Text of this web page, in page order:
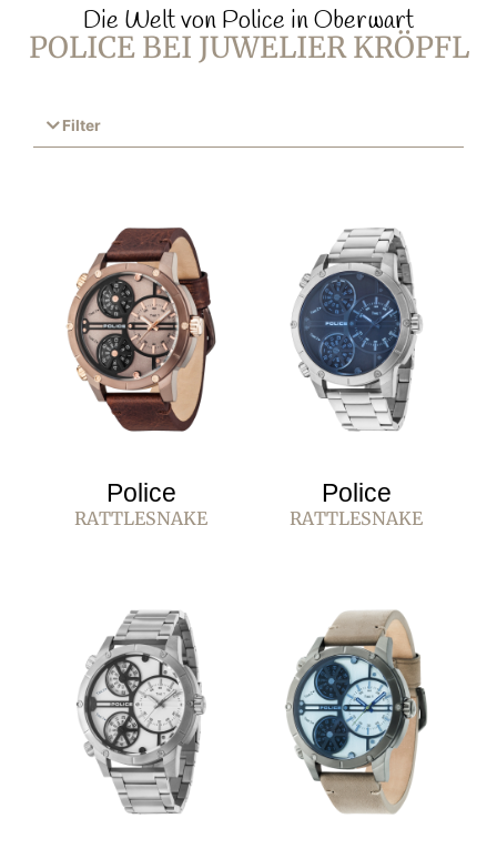
Die Welt von Police in Oberwart
POLICE BEI JUWELIER KRÖPFL
Filter
Police
RATTLESNAKE
Police
RATTLESNAKE